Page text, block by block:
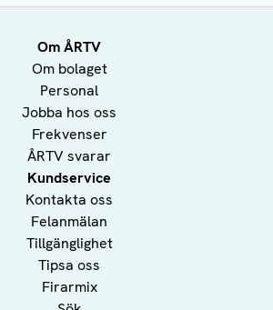
Om ÅRTV
Om bolaget
Personal
Jobba hos oss
Frekvenser
ÅRTV svarar
Kundservice
Kontakta oss
Felanmälan
Tillgänglighet
Tipsa oss
Firarmix